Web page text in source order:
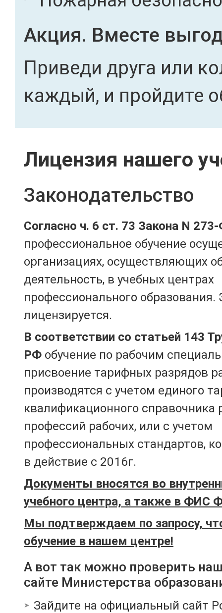
Акция. Вместе
Приведи друга или
каждый, и пройдите
Лицензия нашего
Законодательство
Согласно ч. 6 ст. 73 Закона N
профессиональное обучение
организациях, осуществляющих
деятельность, в учебных центрах
профессионального образования.
лицензируется.
В соответствии со статьей 143
РФ обучение по рабочим
присвоение тарифных разрядов
производятся с учетом единого
квалификационного справочника
профессий рабочих, или с учетом
профессиональных стандартов,
в действие с 2016г.
Документы вносятся во
учебного центра, а также в ФИС
Мы подтверждаем по запросу,
обучение в нашем центре!
А вот так можно проверить
сайте Министерства
Зайдите на официальный сайт